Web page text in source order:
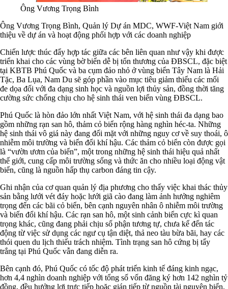
Ông Vương Trọng Bình
Ông Vương Trọng Bình, Quản lý Dự án MDC, WWF-Việt Nam giới
thiệu về dự án và hoạt động phối hợp với các doanh nghiệp
Chiến lược thúc đẩy hợp tác giữa các bên liên quan như vậy khi được
triển khai cho các vùng bờ biển dễ bị tổn thương của ĐBSCL, đặc biệt
tại KBTB Phú Quốc và ba cụm đảo nhỏ ở vùng biển Tây Nam là Hải
Tặc, Ba Lụa, Nam Du sẽ góp phần vào mục tiêu giảm thiểu các mối
đe dọa đối với đa dạng sinh học và nguồn lợi thủy sản, đồng thời tăng
cường sức chống chịu cho hệ sinh thái ven biển vùng ĐBSCL.
Phú Quốc là hòn đảo lớn nhất Việt Nam, với hệ sinh thái đa dạng bao
gồm những rạn san hô, thảm cỏ biển rộng hàng nghìn héc-ta. Những
hệ sinh thái vô giá này đang đối mặt với những nguy cơ về suy thoái, ô
nhiễm môi trường và biến đổi khí hậu. Các thảm cỏ biển còn được gọi
là “vườn ươm của biển”, một trong những hệ sinh thái hiệu quả nhất
thế giới, cung cấp môi trường sống và thức ăn cho nhiều loại động vật
biển, cũng là nguồn hấp thụ carbon đáng tin cậy.
Ghi nhận của cơ quan quản lý địa phương cho thấy việc khai thác thủy
sản bằng lưới vét đáy hoặc lưới giã cào đang làm ảnh hưởng nghiêm
trọng đến các bãi cỏ biển, bên cạnh nguyên nhân ô nhiễm môi trường
và biến đổi khí hậu. Các rạn san hô, một sinh cảnh biển cực kì quan
trọng khác, cũng đang phải chịu số phận tương tự, chưa kể đến tác
động từ việc sử dụng các ngư cụ tận diệt, thả neo tàu bừa bãi, hay các
thói quen du lịch thiếu trách nhiệm. Tình trạng san hô cứng bị tẩy
trắng tại Phú Quốc vẫn đang diễn ra.
Bên cạnh đó, Phú Quốc có tốc độ phát triển kinh tế đáng kinh ngạc,
hơn 4,4 nghìn doanh nghiệp với tổng số vốn đăng ký hơn 142 nghìn tỷ
đồng, đều hưởng lợi trực tiếp hoặc gián tiếp từ nguồn tài nguyên biển.